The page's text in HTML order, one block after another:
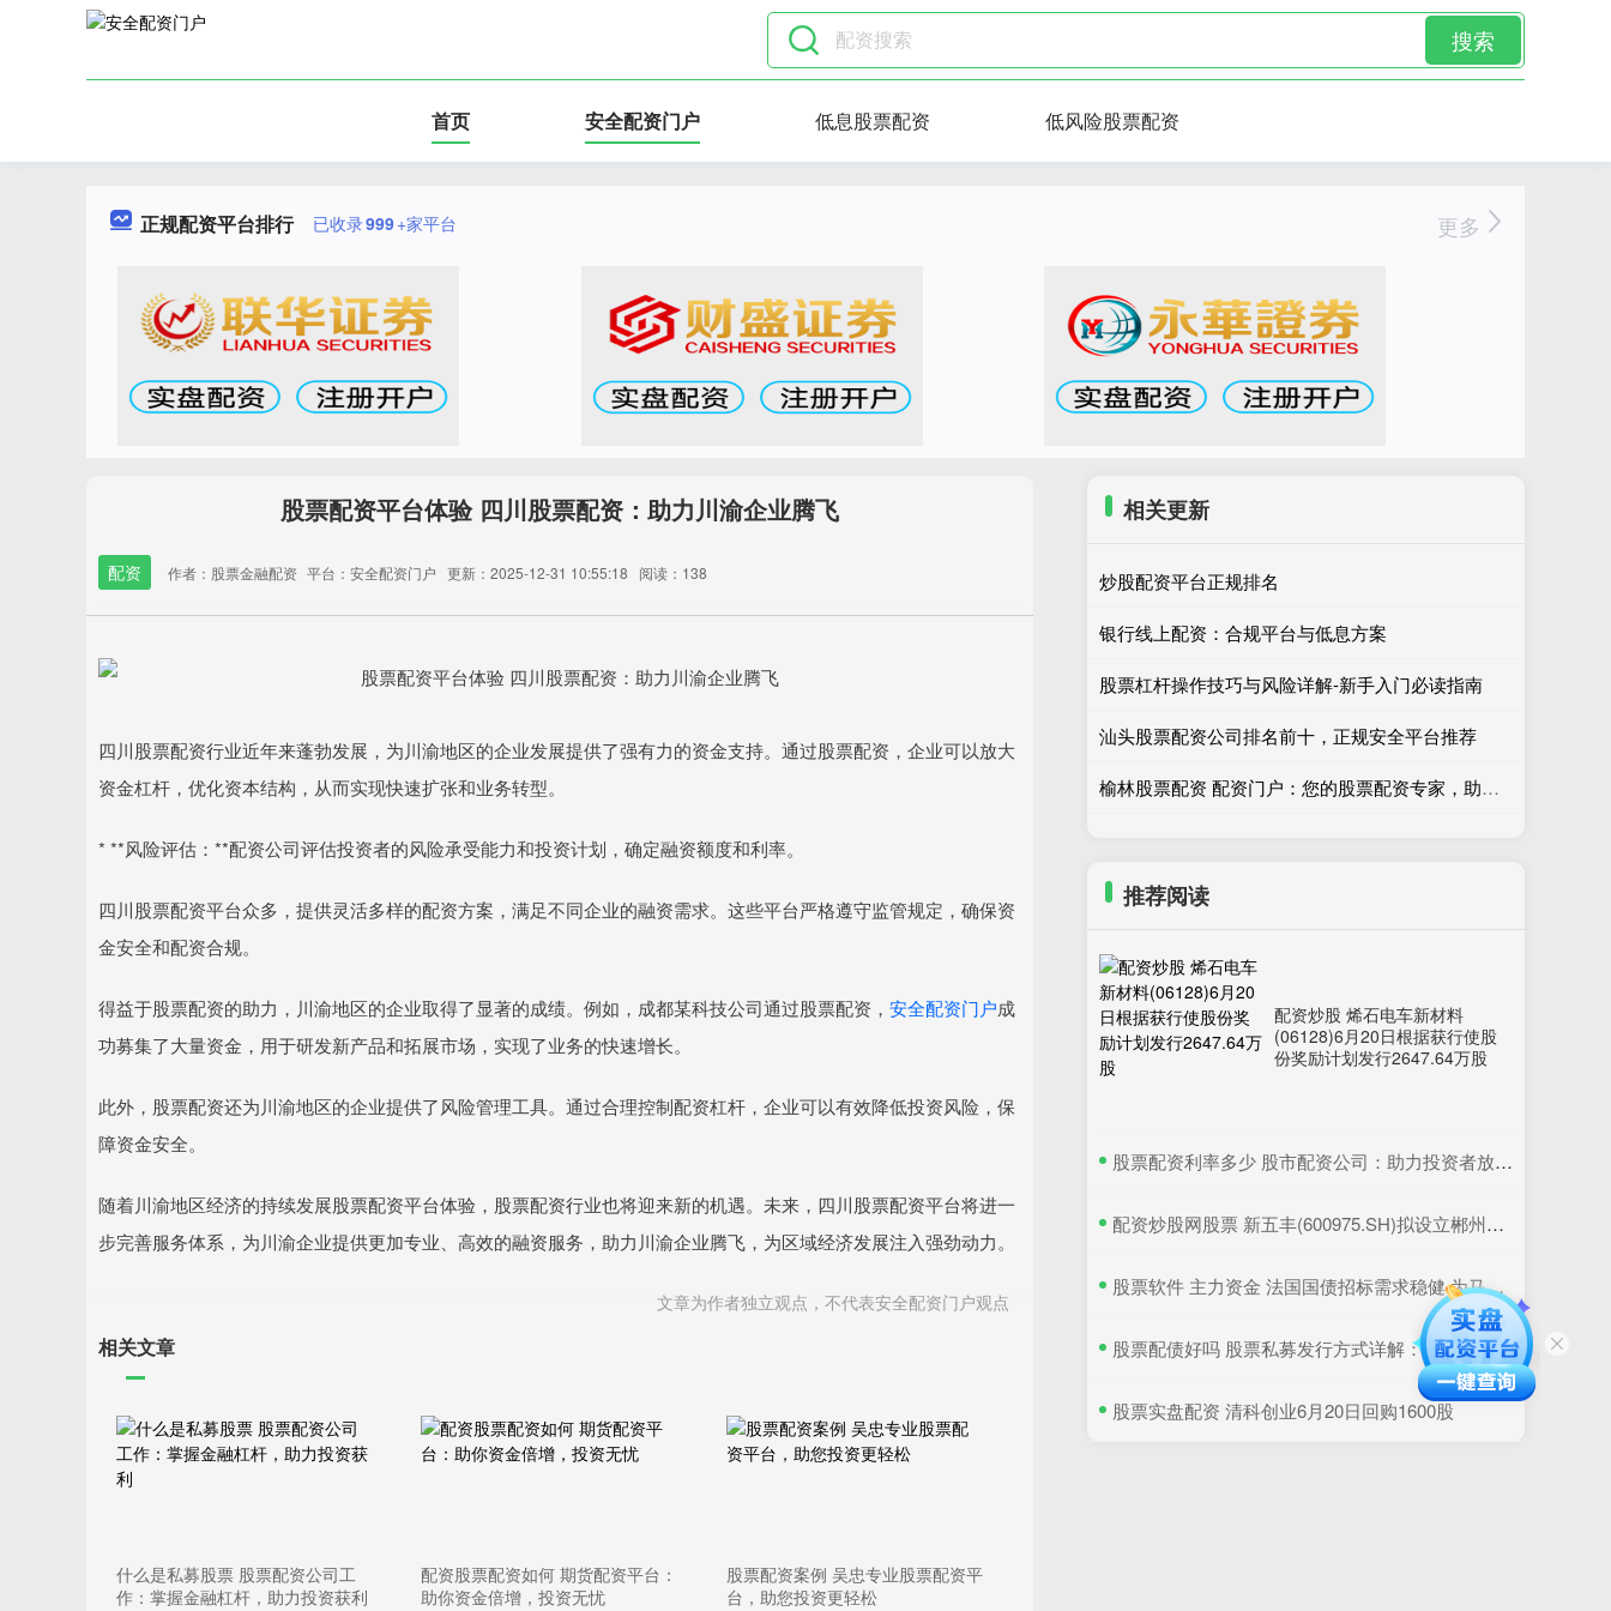
搜索
首页 安全配资门户 低息股票配资 低风险股票配资
正规配资平台排行 已收录999+家平台 更多
股票配资平台体验 四川股票配资：助力川渝企业腾飞
配资 作者：股票金融配资 平台：安全配资门户 更新：2025-12-31 10:55:18 阅读：138
四川股票配资行业近年来蓬勃发展，为川渝地区的企业发展提供了强有力的资金支持。通过股票配资，企业可以放大
资金杠杆，优化资本结构，从而实现快速扩张和业务转型。
* **风险评估：**配资公司评估投资者的风险承受能力和投资计划，确定融资额度和利率。
四川股票配资平台众多，提供灵活多样的配资方案，满足不同企业的融资需求。这些平台严格遵守监管规定，确保资
金安全和配资合规。
得益于股票配资的助力，川渝地区的企业取得了显著的成绩。例如，成都某科技公司通过股票配资， 安全配资门户成
功募集了大量资金，用于研发新产品和拓展市场，实现了业务的快速增长。
此外，股票配资还为川渝地区的企业提供了风险管理工具。通过合理控制配资杠杆，企业可以有效降低投资风险，保
障资金安全。
随着川渝地区经济的持续发展股票配资平台体验，股票配资行业也将迎来新的机遇。未来，四川股票配资平台将进一
步完善服务体系，为川渝企业提供更加专业、高效的融资服务，助力川渝企业腾飞，为区域经济发展注入强劲动力。
文章为作者独立观点，不代表安全配资门户观点
相关文章
什么是私募股票 股票配资公司工
作：掌握金融杠杆，助力投资获利
配资股票配资如何 期货配资平台：
助你资金倍增，投资无忧
股票配资案例 吴忠专业股票配资平
台，助您投资更轻松
相关更新
炒股配资平台正规排名
银行线上配资：合规平台与低息方案
股票杠杆操作技巧与风险详解-新手入门必读指南
汕头股票配资公司排名前十，正规安全平台推荐
榆林股票配资 配资门户：您的股票配资专家，助您财富倍增
推荐阅读
配资炒股 烯石电车新材料
(06128)6月20日根据获行使股
份奖励计划发行2647.64万股
​股票配资利率多少 股市配资公司：助力投资者放大收益，谨慎选择，规避风险
​配资炒股网股票 新五丰(600975.SH)拟设立郴州分公司
​股票软件 主力资金 法国国债招标需求稳健 为马克龙宣布提前选举以来首次发行
​股票配债好吗 股票私募发行方式详解：公开募集、定向增发、协议转让
​股票实盘配资 清科创业6月20日回购1600股